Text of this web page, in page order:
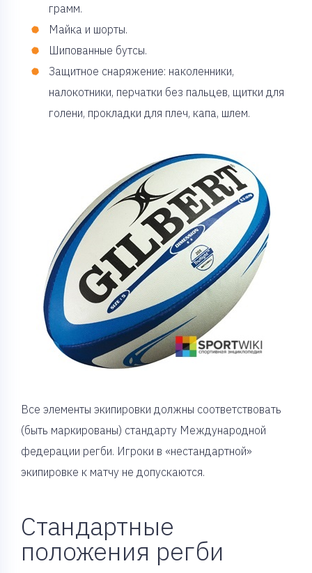
грамм.
Майка и шорты.
Шипованные бутсы.
Защитное снаряжение: наколенники,
налокотники, перчатки без пальцев, щитки для
голени, прокладки для плеч, капа, шлем.
Все элементы экипировки должны соответствовать
(быть маркированы) стандарту Международной
федерации регби. Игроки в «нестандартной»
экипировке к матчу не допускаются.
Стандартные
положения регби